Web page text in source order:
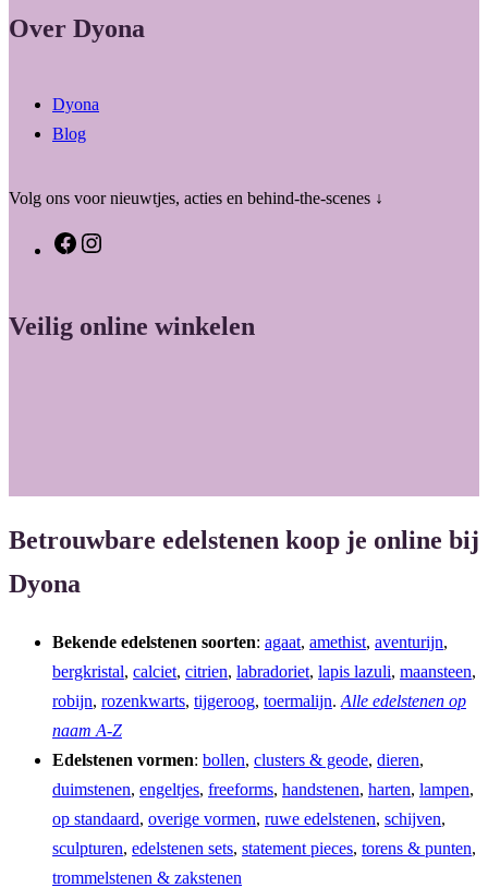
Over Dyona
Dyona
Blog
Volg ons voor nieuwtjes, acties en behind-the-scenes ↓
F
e
t
Veilig online winkelen
Betrouwbare edelstenen koop je online bij
Dyona
Bekende edelstenen soorten: agaat, amethist, aventurijn,
bergkristal, calciet, citrien, labradoriet, lapis lazuli, maansteen,
robijn, rozenkwarts, tijgeroog, toermalijn. Alle edelstenen op
naam A-Z
Edelstenen vormen: bollen, clusters & geode, dieren,
duimstenen, engeltjes, freeforms, handstenen, harten, lampen,
op standaard, overige vormen, ruwe edelstenen, schijven,
sculpturen, edelstenen sets, statement pieces, torens & punten,
trommelstenen & zakstenen